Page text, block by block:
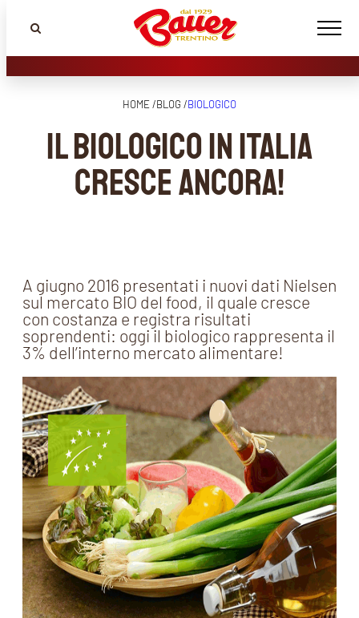
HOME /BLOG /BIOLOGICO
Il biologico in Italia
cresce ancora!
A giugno 2016 presentati i nuovi dati Nielsen
sul mercato BIO del food, il quale cresce
con costanza e registra risultati
soprendenti: oggi il biologico rappresenta il
3% dell’interno mercato alimentare!